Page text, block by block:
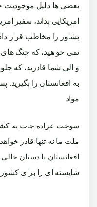
بعضی ها دلیل موجودیت
امریکایی بداند، سفیر
پشاور را مخاطب قرار
نمی خواهید، که جنگ های
و الی شما قادرید، که
به افغانستان را بگیرید.
مواد
سوخت عراده جات به
ملت ما نه تنها قادر خواهد
افغانستان با دستان
شایسته ای را برای کشور